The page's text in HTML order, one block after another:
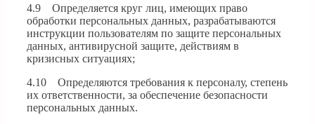
4.9 Определяется круг лиц, имеющих право
обработки персональных данных, разрабатываются
инструкции пользователям по защите персональных
данных, антивирусной защите, действиям в
кризисных ситуациях;
4.10 Определяются требования к персоналу, степень
их ответственности, за обеспечение безопасности
персональных данных.